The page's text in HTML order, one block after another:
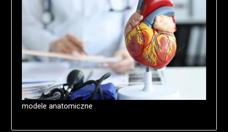
modele anatomiczne